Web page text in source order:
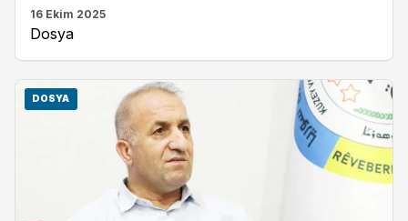
16 Ekim 2025
Dosya
DOSYA